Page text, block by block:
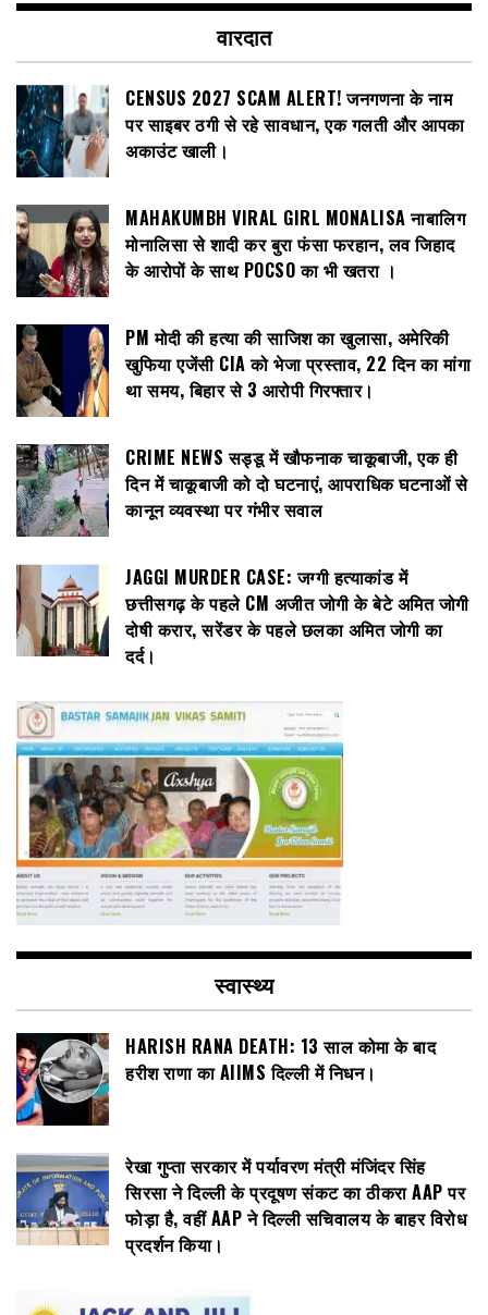
वारदात
CENSUS 2027 SCAM ALERT! जनगणना के नाम
पर साइबर ठगी से रहे सावधान, एक गलती और आपका
अकाउंट खाली।
MAHAKUMBH VIRAL GIRL MONALISA नाबालिग
मोनालिसा से शादी कर बुरा फंसा फरहान, लव जिहाद
के आरोपों के साथ POCSO का भी खतरा ।
PM मोदी की हत्या की साजिश का खुलासा, अमेरिकी
खुफिया एजेंसी CIA को भेजा प्रस्ताव, 22 दिन का मांगा
था समय, बिहार से 3 आरोपी गिरफ्तार।
CRIME NEWS सड्डू में खौफनाक चाकूबाजी, एक ही
दिन में चाकूबाजी को दो घटनाएं, आपराधिक घटनाओं से
कानून व्यवस्था पर गंभीर सवाल
JAGGI MURDER CASE: जग्गी हत्याकांड में
छत्तीसगढ़ के पहले CM अजीत जोगी के बेटे अमित जोगी
दोषी करार, सरेंडर के पहले छलका अमित जोगी का
दर्द।
स्वास्थ्य
HARISH RANA DEATH: 13 साल कोमा के बाद
हरीश राणा का AIIMS दिल्ली में निधन।
रेखा गुप्ता सरकार में पर्यावरण मंत्री मंजिंदर सिंह
सिरसा ने दिल्ली के प्रदूषण संकट का ठीकरा AAP पर
फोड़ा है, वहीं AAP ने दिल्ली सचिवालय के बाहर विरोध
प्रदर्शन किया।